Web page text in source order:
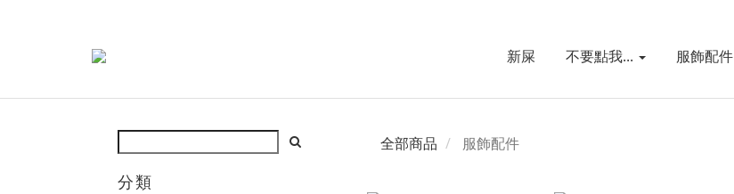
新屎 不要點我... 服飾配件
分類
全部商品 服飾配件